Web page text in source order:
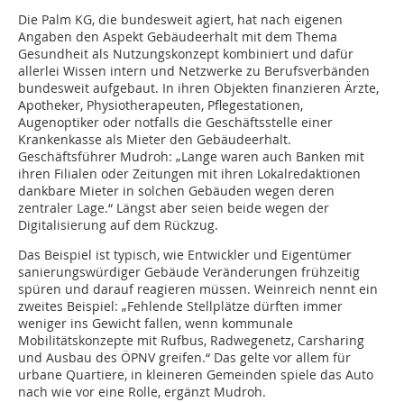
Die Palm KG, die bundesweit agiert, hat nach eigenen
Angaben den Aspekt Gebäudeerhalt mit dem Thema
Gesundheit als Nutzungskonzept kombiniert und dafür
allerlei Wissen intern und Netzwerke zu Berufsverbänden
bundesweit aufgebaut. In ihren Objekten finanzieren Ärzte,
Apotheker, Physiotherapeuten, Pflegestationen,
Augenoptiker oder notfalls die Geschäftsstelle einer
Krankenkasse als Mieter den Gebäudeerhalt.
Geschäftsführer Mudroh: „Lange waren auch Banken mit
ihren Filialen oder Zeitungen mit ihren Lokalredaktionen
dankbare Mieter in solchen Gebäuden wegen deren
zentraler Lage.“ Längst aber seien beide wegen der
Digitalisierung auf dem Rückzug.
Das Beispiel ist typisch, wie Entwickler und Eigentümer
sanierungswürdiger Gebäude Veränderungen frühzeitig
spüren und darauf reagieren müssen. Weinreich nennt ein
zweites Beispiel: „Fehlende Stellplätze dürften immer
weniger ins Gewicht fallen, wenn kommunale
Mobilitätskonzepte mit Rufbus, Radwegenetz, Carsharing
und Ausbau des ÖPNV greifen.“ Das gelte vor allem für
urbane Quartiere, in kleineren Gemeinden spiele das Auto
nach wie vor eine Rolle, ergänzt Mudroh.